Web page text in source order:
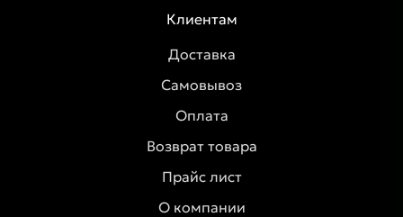
Клиентам
Доставка
Самовывоз
Оплата
Возврат товара
Прайс лист
О компании